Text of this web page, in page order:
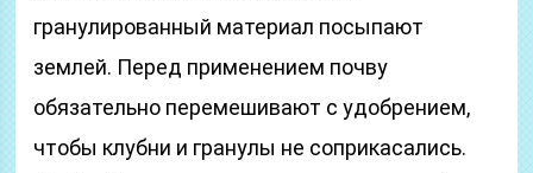
гранулированный материал посыпают
землей. Перед применением почву
обязательно перемешивают с удобрением,
чтобы клубни и гранулы не соприкасались.